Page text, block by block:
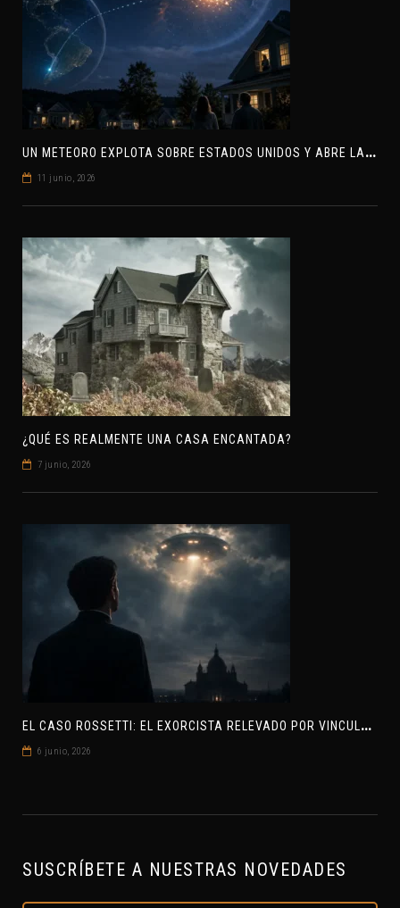
U
N METEORO EXPLOTA SOBRE ESTADOS UNIDOS Y ABRE LA PISTA DE POLAR-IM, UN POSIBLE VISITANTE INTERESTELAR
11 junio, 2026
¿QUÉ ES REALMENTE UNA CASA ENCANTADA?
7 junio, 2026
E
L CASO ROSSETTI: EL EXORCISTA RELEVADO POR VINCULAR OVNIS Y DEMONIOS
6 junio, 2026
SUSCRÍBETE A NUESTRAS NOVEDADES